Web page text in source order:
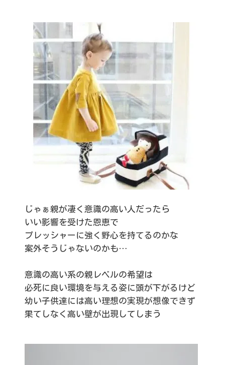
じゃぁ親が凄く意識の高い人だったら
いい影響を受けた恩恵で
プレッシャーに強く野心を持てるのかな
案外そうじゃないのかも…
意識の高い系の親レベルの希望は
必死に良い環境を与える姿に頭が下がるけど
幼い子供達には高い理想の実現が想像できず
果てしなく高い壁が出現してしまう